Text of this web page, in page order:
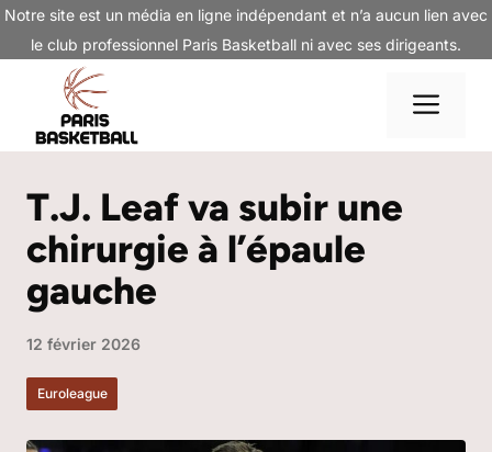
Aller
contenu
Notre site est un média en ligne indépendant et n’a aucun lien avec
le club professionnel Paris Basketball ni avec ses dirigeants.
T.J. Leaf va subir une
chirurgie à l’épaule
gauche
12 février 2026
Euroleague